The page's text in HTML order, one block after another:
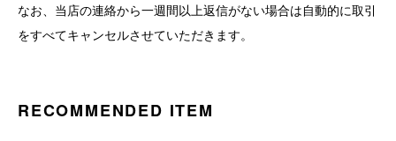
なお、当店の連絡から一週間以上返信がない場合は自動的に取引
をすべてキャンセルさせていただきます。
RECOMMENDED ITEM